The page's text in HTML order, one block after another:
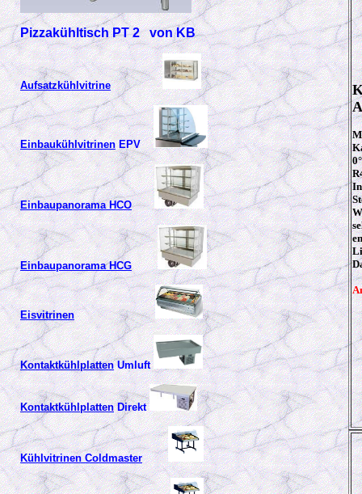
Pizzakühltisch PT 2 von KB
Aufsatzkühlvitrine
EinbaukühlvitrinenEPV
Einbaupanorama HCO
Einbaupanorama HCG
Eisvitrinen
KontaktkühlplattenUmluft
KontaktkühlplattenDirekt
Kühlvitrinen Coldmaster